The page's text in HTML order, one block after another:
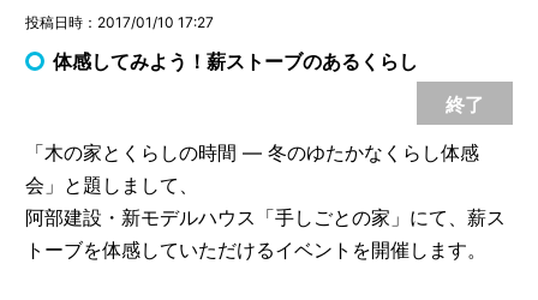
投稿日時：2017/01/10 17:27
体感してみよう！薪ストーブのあるくらし
終了
「木の家とくらしの時間 ― 冬のゆたかなくらし体感
会」と題しまして、
阿部建設・新モデルハウス「手しごとの家」にて、薪ス
トーブを体感していただけるイベントを開催します。